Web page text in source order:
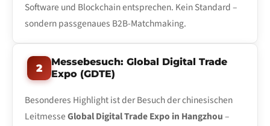
Software und Blockchain entsprechen. Kein Standard –
sondern passgenaues B2B-Matchmaking.
2
Messebesuch: Global Digital Trade
Expo (GDTE)
Besonderes Highlight ist der Besuch der chinesischen
LeitmesseGlobal Digital Trade Expo in Hangzhou–